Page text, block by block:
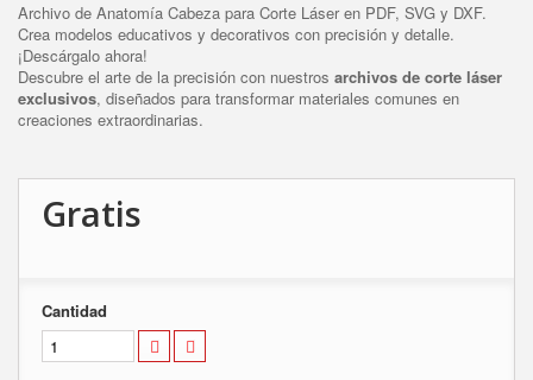
Archivo de Anatomía Cabeza para Corte Láser en PDF, SVG y DXF.
Crea modelos educativos y decorativos con precisión y detalle.
¡Descárgalo ahora!
Descubre el arte de la precisión con nuestros archivos de corte láser
exclusivos, diseñados para transformar materiales comunes en
creaciones extraordinarias.
Gratis
Cantidad